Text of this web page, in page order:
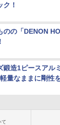
ク！
のの「DENON
鍛造1ピースアル
量なままに剛性
て